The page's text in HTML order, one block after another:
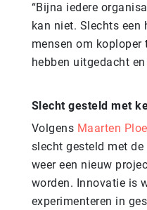
“Bijna iedere
kan niet. Slechts
mensen om koploper
hebben uitgedacht
Slecht gesteld met
Volgens Maarten
slecht gesteld met
weer een nieuw
worden. Innovatie is
experimenteren in